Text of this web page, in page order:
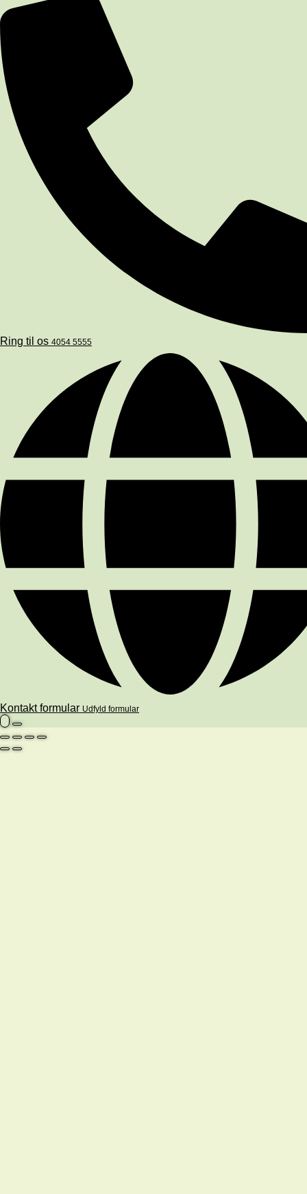
Ring til os 4054 5555
Kontakt formular Udfyld formular